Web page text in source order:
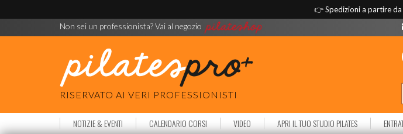
👉Spedizioni a partire
Non sei un professionista? Vai al negozio
RISERVATO AI VERI PROFESSIONISTI
NOTIZIE & EVENTI CALENDARIO CORSI VIDEO APRI IL TUO STUDIO PILATES